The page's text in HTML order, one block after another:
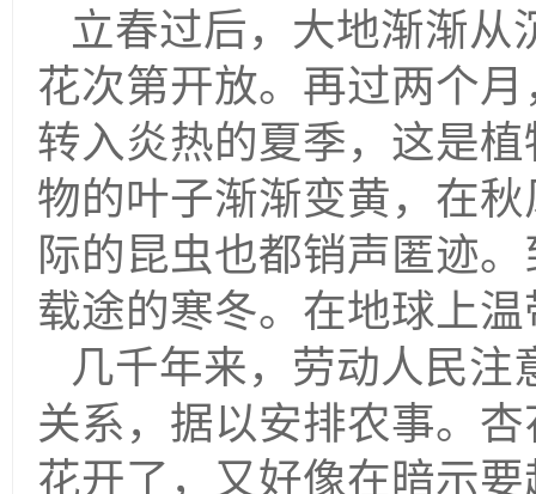
立春过后，大地渐渐从
花次第开放。再过两个
转入炎热的夏季，这是
物的叶子渐渐变黄，在
际的昆虫也都销声匿迹
载途的寒冬。在地球上
几千年来，劳动人民
关系，据以安排农事。
花开了，又好像在暗示